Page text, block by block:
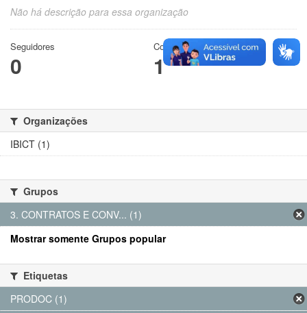
Não há descrição para essa organização
Seguidores
0
Conjuntos de dados
1
Organizações
IBICT (1)
Grupos
3. CONTRATOS E CONV... (1)
Mostrar somente Grupos popular
Etiquetas
PRODOC (1)